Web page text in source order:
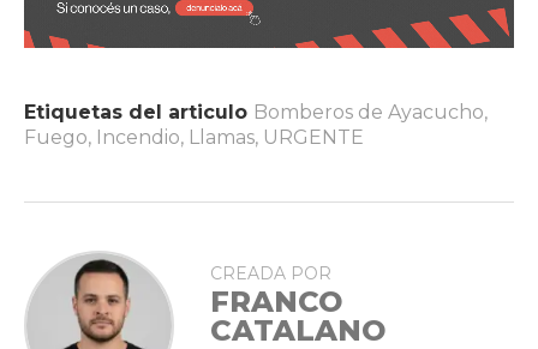
Etiquetas del articulo Bomberos de Ayacucho,
Fuego, Incendio, Llamas, URGENTE
CREADA POR
FRANCO
CATALANO